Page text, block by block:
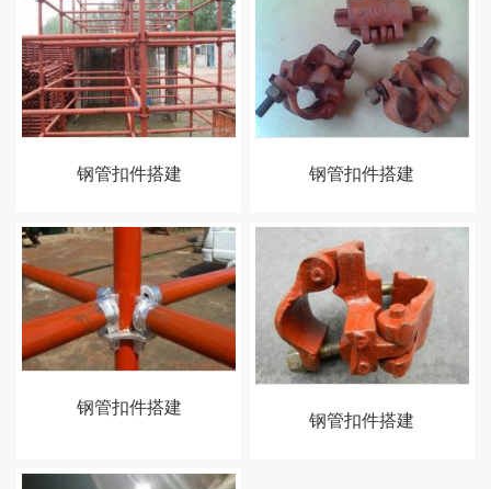
钢管扣件搭建 钢管扣件搭建
钢管扣件搭建
钢管扣件搭建